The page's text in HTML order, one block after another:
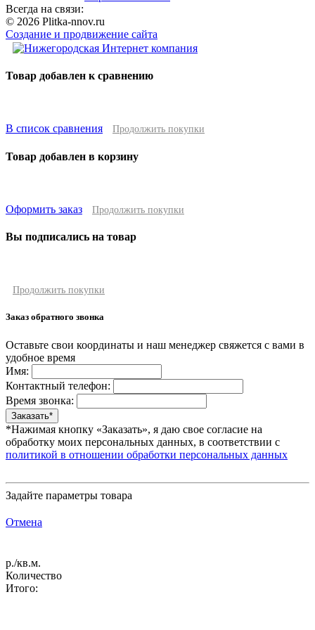
Всегда на связи:
© 2026 Plitka-nnov.ru
Создание и продвижение сайта
Товар добавлен к сравнению
В список сравнения Продолжить покупки
Товар добавлен в корзину
Оформить заказ Продолжить покупки
Вы подписались на товар
Продолжить покупки
Заказ обратного звонка
Оставьте свои координаты и наш менеджер свяжется с вами в
удобное время
Имя:
Контактный телефон:
Время звонка:
*Нажимая кнопку «Заказать», я даю свое согласие на
обработку моих персональных данных, в соответствии с
политикой в отношении обработки персональных данных
Задайте параметры товара
Отмена
р./кв.м.
Количество
Итого: